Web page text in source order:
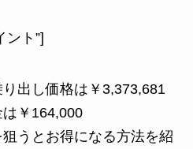
ント”]
出し価格は￥3,373,681
￥164,000
うとお得になる方法を紹